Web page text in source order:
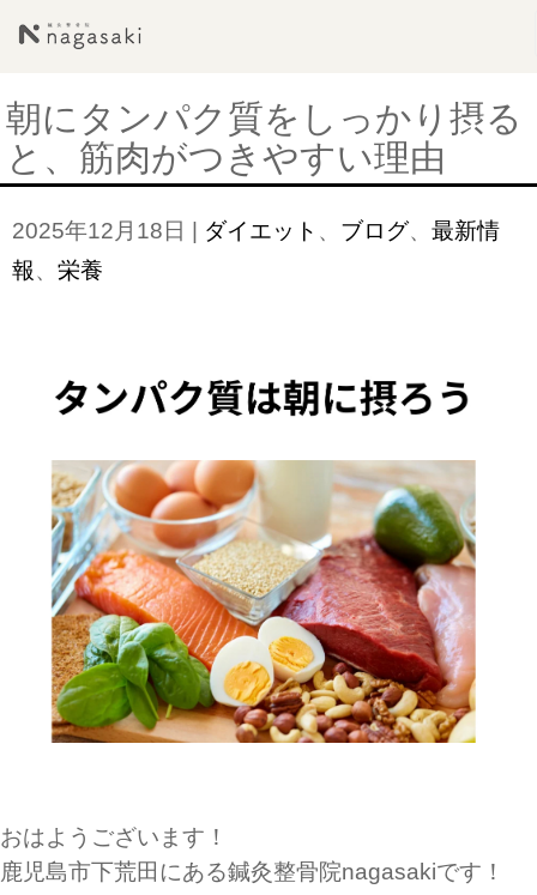
朝にタンパク質をしっかり摂る
と、筋肉がつきやすい理由
2025年12月18日 | ダイエット 、 ブログ、 最新情
報、 栄養
おはようございます！
鹿児島市下荒田にある鍼灸整骨院nagasakiです！